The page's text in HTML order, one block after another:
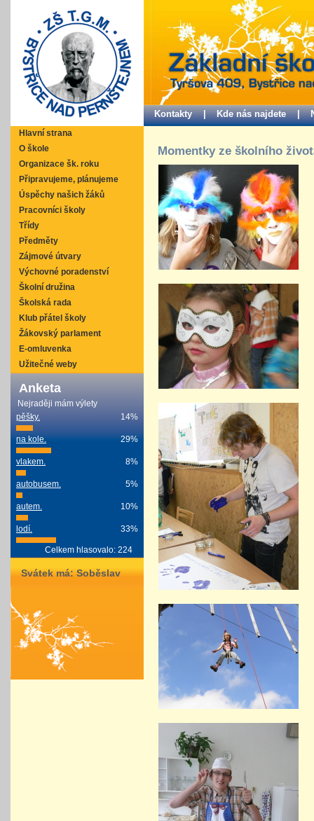
Hlavní strana
O škole
Organizace šk. roku
Připravujeme, plánujeme
Úspěchy našich žáků
Pracovníci školy
Třídy
Předměty
Zájmové útvary
Výchovné poradenství
Školní družina
Školská rada
Klub přátel školy
Žákovský parlament
E-omluvenka
Užitečné weby
Anketa
Nejraději mám výlety
pěšky.
14%
na kole. 29%
vlakem. 8%
autobusem. 5%
autem. 10%
lodí. 33%
Celkem hlasovalo: 224
Svátek má:Soběslav
Kontakty | Kde nás najdete |
Momentky ze školního